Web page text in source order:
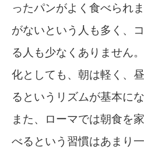
ったパンがよく食べられ
がないという人も多く、
る人も少なくありません
化としても、朝は軽く、
るというリズムが基本に
また、ローマでは朝食を
べるという習慣はあまり